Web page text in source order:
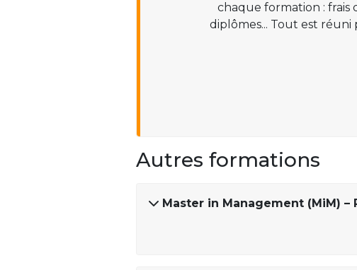
chaque formation : frais
diplômes... Tout est
Autres formations
Master in Management (MiM) –